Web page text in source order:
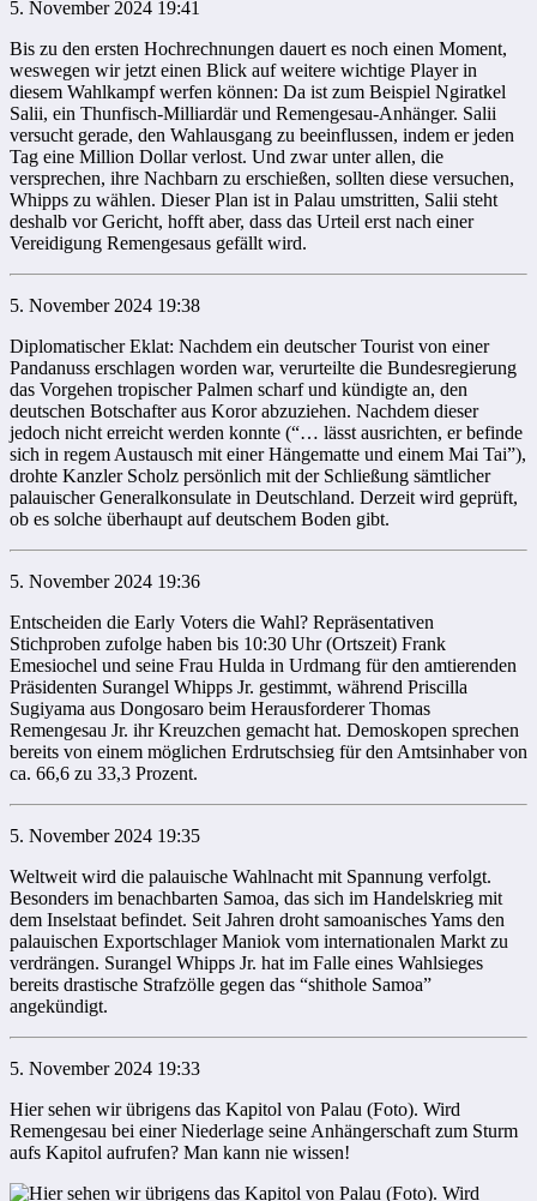
5. November 2024 19:41
Bis zu den ersten Hochrechnungen dauert es noch einen Moment,
weswegen wir jetzt einen Blick auf weitere wichtige Player in
diesem Wahlkampf werfen können: Da ist zum Beispiel Ngiratkel
Salii, ein Thunfisch-Milliardär und Remengesau-Anhänger. Salii
versucht gerade, den Wahlausgang zu beeinflussen, indem er jeden
Tag eine Million Dollar verlost. Und zwar unter allen, die
versprechen, ihre Nachbarn zu erschießen, sollten diese versuchen,
Whipps zu wählen. Dieser Plan ist in Palau umstritten, Salii steht
deshalb vor Gericht, hofft aber, dass das Urteil erst nach einer
Vereidigung Remengesaus gefällt wird.
5. November 2024 19:38
Diplomatischer Eklat: Nachdem ein deutscher Tourist von einer
Pandanuss erschlagen worden war, verurteilte die Bundesregierung
das Vorgehen tropischer Palmen scharf und kündigte an, den
deutschen Botschafter aus Koror abzuziehen. Nachdem dieser
jedoch nicht erreicht werden konnte (“… lässt ausrichten, er befinde
sich in regem Austausch mit einer Hängematte und einem Mai Tai”),
drohte Kanzler Scholz persönlich mit der Schließung sämtlicher
palauischer Generalkonsulate in Deutschland. Derzeit wird geprüft,
ob es solche überhaupt auf deutschem Boden gibt.
5. November 2024 19:36
Entscheiden die Early Voters die Wahl? Repräsentativen
Stichproben zufolge haben bis 10:30 Uhr (Ortszeit) Frank
Emesiochel und seine Frau Hulda in Urdmang für den amtierenden
Präsidenten Surangel Whipps Jr. gestimmt, während Priscilla
Sugiyama aus Dongosaro beim Herausforderer Thomas
Remengesau Jr. ihr Kreuzchen gemacht hat. Demoskopen sprechen
bereits von einem möglichen Erdrutschsieg für den Amtsinhaber von
ca. 66,6 zu 33,3 Prozent.
5. November 2024 19:35
Weltweit wird die palauische Wahlnacht mit Spannung verfolgt.
Besonders im benachbarten Samoa, das sich im Handelskrieg mit
dem Inselstaat befindet. Seit Jahren droht samoanisches Yams den
palauischen Exportschlager Maniok vom internationalen Markt zu
verdrängen. Surangel Whipps Jr. hat im Falle eines Wahlsieges
bereits drastische Strafzölle gegen das “shithole Samoa”
angekündigt.
5. November 2024 19:33
Hier sehen wir übrigens das Kapitol von Palau (Foto). Wird
Remengesau bei einer Niederlage seine Anhängerschaft zum Sturm
aufs Kapitol aufrufen? Man kann nie wissen!